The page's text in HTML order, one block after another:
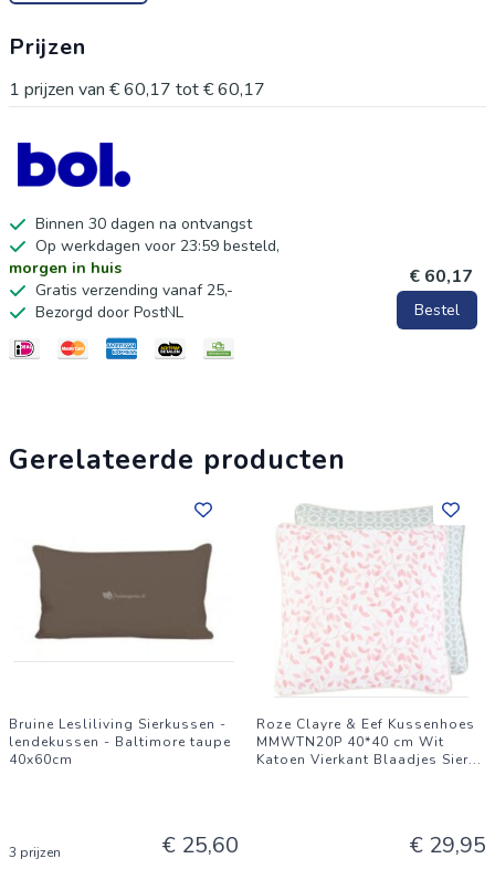
stoel of zelfs op kantoor om uw zitervaring te verbeteren. De
vlindervorm en de zachte fluwelen afwerking creëren een
lange dag. Het is een attent en origineel cadeau voor
verjaardagen of andere speciale gelegenheden. Met zijn
unieke ontwerp en praktische voordelen is dit kussen een
aanwinst voor elk huis. De combinatie van een huidvriendelijk
materiaal en een doordachte vorm zorgt voor optimaal
zitcomfort. Maak uw woonruimte compleet met dit stijlvolle
en functionele vlinderkussen.
Prijzen
1 prijzen van € 60,17 tot€ 60,17
Binnen 30 dagen na ontvangst
Op werkdagen voor 23:59 besteld,
morgen in huis
Gratis verzending vanaf 25,-
Bezorgd door PostNL
€ 60,17
Bestel
Gerelateerde producten
Bruine Lesliliving Sierkussen -
lendekussen - Baltimore taupe
40x60cm
3 prijzen € 25,60
Roze Clayre & Eef Kussenhoes
MMWTN20P 40*40 cm Wit
Katoen Vierkant Blaadjes Sier...
€ 29,95